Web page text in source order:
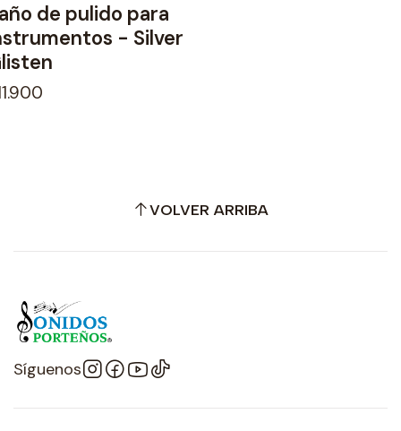
de pulido para
- Silver
VOLVER ARRIBA
Síguenos